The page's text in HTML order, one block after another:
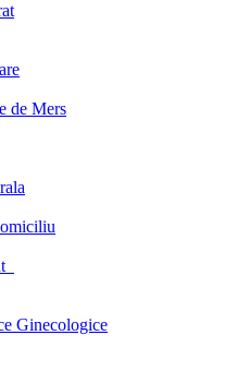
de Mers
Ginecologice